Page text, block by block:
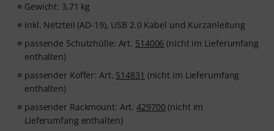
Gewicht: 3,71 kg
inkl. Netzteil (AD-19), USB 2.0 Kabel und Kurzanleitung
passende Schutzhülle: Art. 514006 (nicht im Lieferumfang
enthalten)
passender Koffer: Art. 514831 (nicht im Lieferumfang
enthalten)
passender Rackmount: Art.429700 (nicht im
Lieferumfang enthalten)